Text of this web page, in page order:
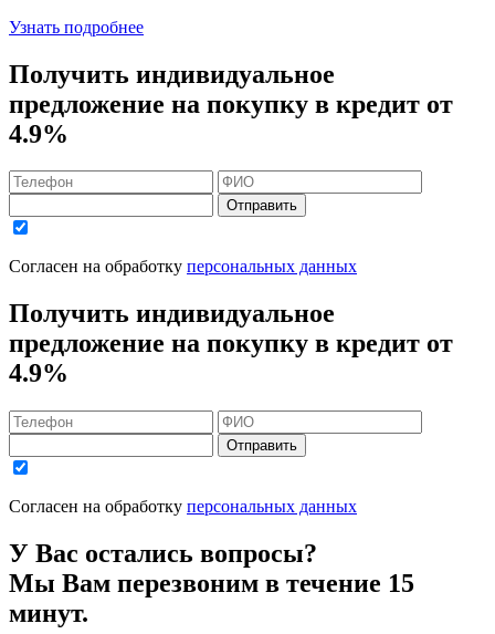
Узнать подробнее
Получить индивидуальное
предложение на покупку в кредит от
4.9%
Отправить
Согласен на обработку персональных данных
Получить индивидуальное
предложение на покупку в кредит от
4.9%
Отправить
Согласен на обработку персональных данных
У Вас остались вопросы?
Мы Вам перезвоним в течение 15
минут.